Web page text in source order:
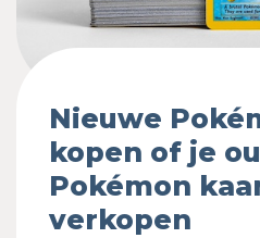
Nieuwe
kopen of je
Pokémon
verkopen